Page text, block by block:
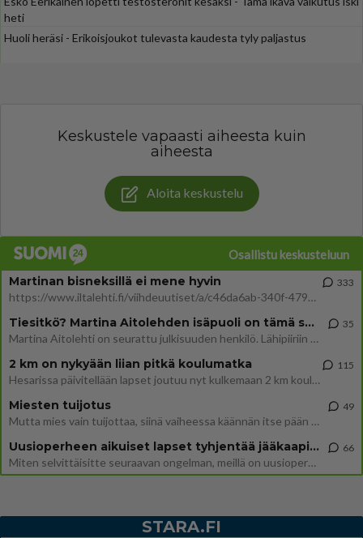
heti
Huoli heräsi - Erikoisjoukot tulevasta kaudesta tyly paljastus
Keskustele vapaasti aiheesta kuin
aiheesta
Aloita keskustelu
Osallistu keskusteluun
Martinan bisneksillä ei mene hyvin
https://www.iltalehti.fi/viihdeuutiset/a/c46da6ab-340f-4790-aaa7-0865eed2336 Yrityksen konkurssihakemus on tullut kärä
333
Tiesitkö? Martina Aitolehden isäpuoli on tämä suosittu laulaja
Martina Aitolehti on seurattu julkisuuden henkilö. Lähipiiriin mahtuu muitakin tunnettuja henkilöitä. Tiesitkö, että Ma
35
2 km on nykyään liian pitkä koulumatka
Hesarissa päivitellään lapset joutuu nyt kulkemaan 2 km kouluun jösses. Ruostefillarilla tuo matka menee vaikka miten äk
115
Miesten tuijotus
Mutta mies vain tuijottaa, siinä vaiheessa käännän itse pään pois. Mikä juttu? Yleensä jos joku tuijottaa tai katsoo, hä
49
Uusioperheen aikuiset lapset tyhjentää jääkaapin käydessään
Miten selvittäisitte seuraavan ongelman, meillä on uusioperhe, minulla teini-ikäiset lapset ja puolisolla aikuiset, jotk
66
STARA.FI